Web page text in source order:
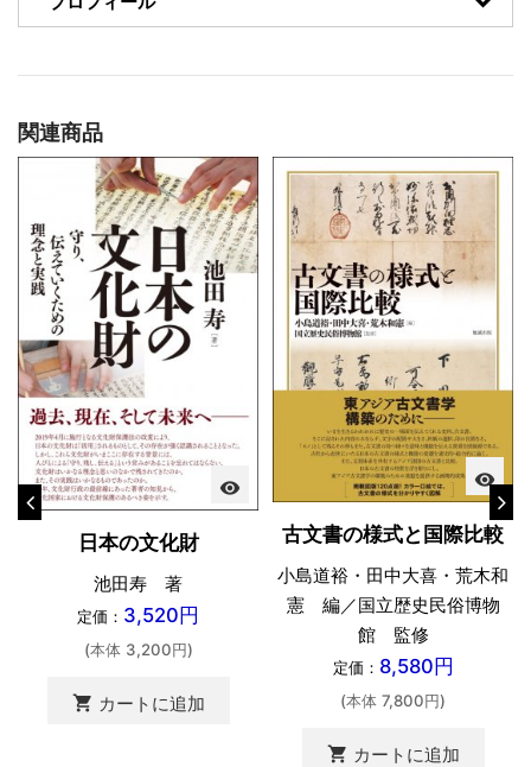
関連商品
visibility
日本の文化財
池田寿 著
定価： 3,520円
(本体 3,200円)
shopping_cart カートに追加
visibility
古文書の様式と国際比較
小島道裕・田中大喜・荒木和
憲 編／国立歴史民俗博物
館 監修
定価： 8,580円
(本体 7,800円)
shopping_cart カートに追加